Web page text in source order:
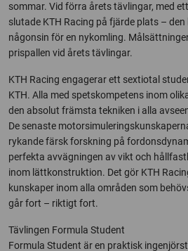
sommar. Vid förra årets tävlingar, med
slutade KTH Racing på fjärde plats –
någonsin för en nykomling.
prispallen vid årets tävlingar.
KTH Racing engagerar ett sextiotal
KTH. Alla med spetskompetens inom
den absolut främsta tekniken i alla
De senaste
rykande färsk forskning på
perfekta avvägningen av vikt och
inom lättkonstruktion. Det gör KTH
kunskaper inom alla områden som
går fort – riktigt fort.
Tävlingen Formula Student
Formula Student är en praktisk